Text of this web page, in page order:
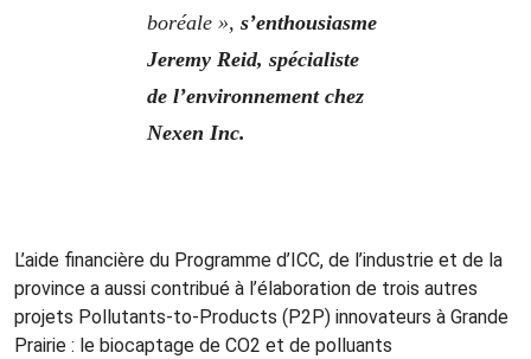
boréale », s’enthousiasme
Jeremy Reid, spécialiste
de l’environnement chez
Nexen Inc.
L’aide financière du Programme d’ICC, de l’industrie et de la
province a aussi contribué à l’élaboration de trois autres
projets Pollutants-to-Products (P2P) innovateurs à Grande
Prairie : le biocaptage de CO2 et de polluants